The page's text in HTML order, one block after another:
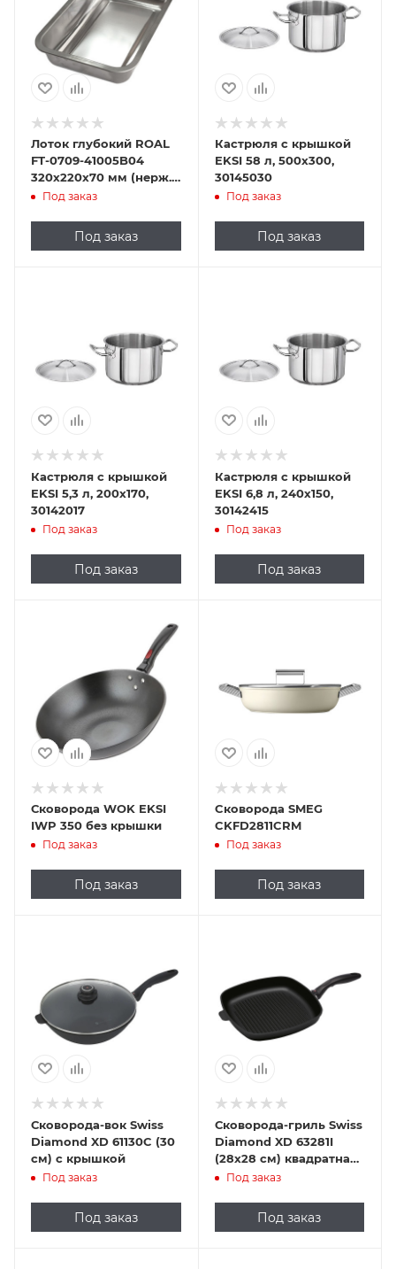
Лоток глубокий ROAL
FT-0709-41005B04
320х220х70 мм (нерж.
сталь)
Под заказ
Под заказ
Кастрюля с крышкой
EKSI 58 л, 500х300,
30145030
Под заказ
Под заказ
Кастрюля с крышкой
EKSI 5,3 л, 200х170,
30142017
Под заказ
Под заказ
Кастрюля с крышкой
EKSI 6,8 л, 240х150,
30142415
Под заказ
Под заказ
Сковорода WOK EKSI
IWP 350 без крышки
Под заказ
Под заказ
Cковорода SMEG
CKFD2811CRM
Под заказ
Под заказ
Сковорода-вок Swiss
Diamond XD 61130C (30
см) с крышкой
Под заказ
Под заказ
Сковорода-гриль Swiss
Diamond XD 63281I
(28х28 см) квадратная
индукционная
Под заказ
Под заказ